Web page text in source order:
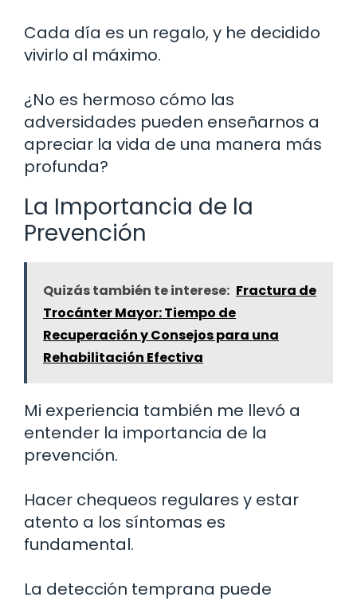
Cada día es un regalo, y he decidido
vivirlo al máximo.
¿No es hermoso cómo las
adversidades pueden enseñarnos a
apreciar la vida de una manera más
profunda?
La Importancia de la
Prevención
Quizás también te interese: Fractura de
Trocánter Mayor: Tiempo de
Recuperación y Consejos para una
Rehabilitación Efectiva
Mi experiencia también me llevó a
entender la importancia de la
prevención.
Hacer chequeos regulares y estar
atento a los síntomas es
fundamental.
La detección temprana puede